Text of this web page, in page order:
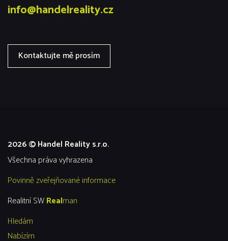
info@handelreality.cz
Kontaktujte mě prosím
2026 © Handel Reality s.r.o.
všechna práva vyhrazena
Povinně zveřejňované informace
Realitní SWRealman
Hledám
Nabízím